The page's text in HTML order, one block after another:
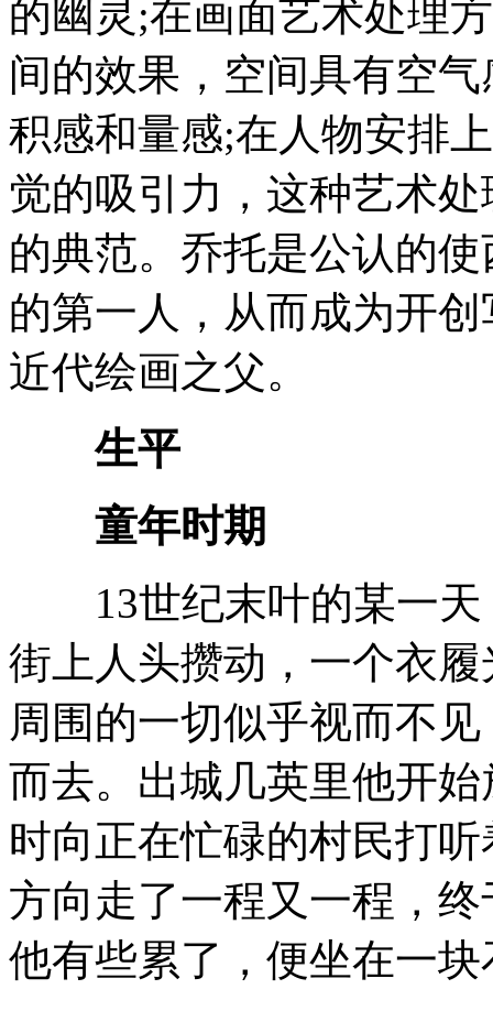
的幽灵;在画面艺术处理
间的效果，空间具有空
积感和量感;在人物安排
觉的吸引力，这种艺术
的典范。乔托是公认的
的第一人，从而成为开
近代绘画之父。
生平
童年时期
13世纪末叶的某一天
街上人头攒动，一个衣
周围的一切似乎视而不
而去。出城几英里他开
时向正在忙碌的村民打
方向走了一程又一程，
他有些累了，便坐在一